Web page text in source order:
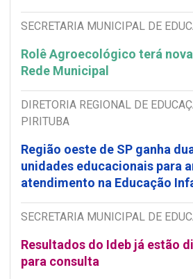
SECRETARIA MUNICIPAL DE
Rolê Agroecológico terá
Rede Municipal
DIRETORIA REGIONAL DE
PIRITUBA
Região oeste de SP ganha
unidades educacionais para
atendimento na Educação
SECRETARIA MUNICIPAL DE
Resultados do Ideb já estão
para consulta